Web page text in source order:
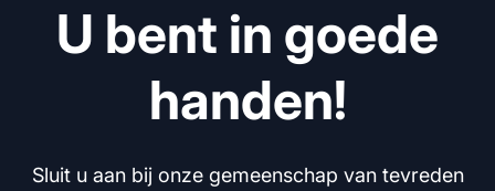
U bent in goede
handen!
Sluit u aan bij onze gemeenschap van tevreden